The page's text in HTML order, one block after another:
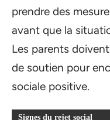
prendre des
avant que la
Les parents
de soutien pour
sociale positive.
Signes du rejet social